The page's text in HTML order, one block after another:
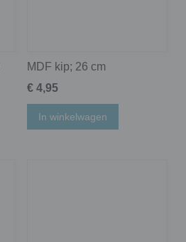
MDF kip; 26 cm
€ 4,95
In winkelwagen